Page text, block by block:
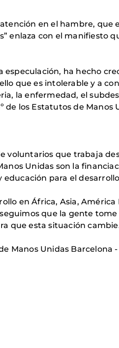
en el hambre, que
enlaza con el manifiesto
ha hecho
que es intolerable y a
la enfermedad, el
de los Estatutos de Manos
voluntarios que trabaja
Unidas son la
para el
en África, Asia,
que la gente
que esta situación
Manos Unidas Barcelona -